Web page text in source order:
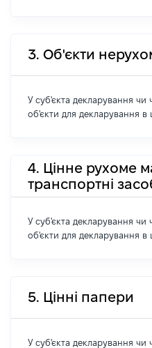
3. Об'єкти
У суб'єкта декларування чи
об'єкти для декларування в
4. Цінне рухоме
транспортні
У суб'єкта декларування чи
об'єкти для декларування в
5. Цінні папери
У суб'єкта декларування чи